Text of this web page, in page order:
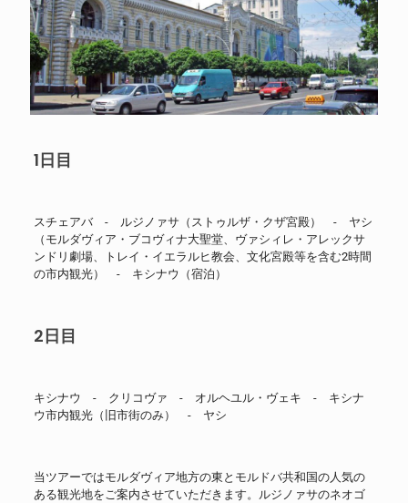
1日目
スチェアバ - ルジノァサ（ストゥルザ・クザ宮殿） - ヤシ
（モルダヴィア・ブコヴィナ大聖堂、ヴァシィレ・アレックサ
ンドリ劇場、トレイ・イエラルヒ教会、文化宮殿等を含む2時間
の市内観光） - キシナウ（宿泊）
2日目
キシナウ - クリコヴァ - オルヘユル・ヴェキ - キシナ
ウ市内観光（旧市街のみ） - ヤシ
当ツアーではモルダヴィア地方の東とモルドバ共和国の人気の
ある観光地をご案内させていただきます。ルジノァサのネオゴ